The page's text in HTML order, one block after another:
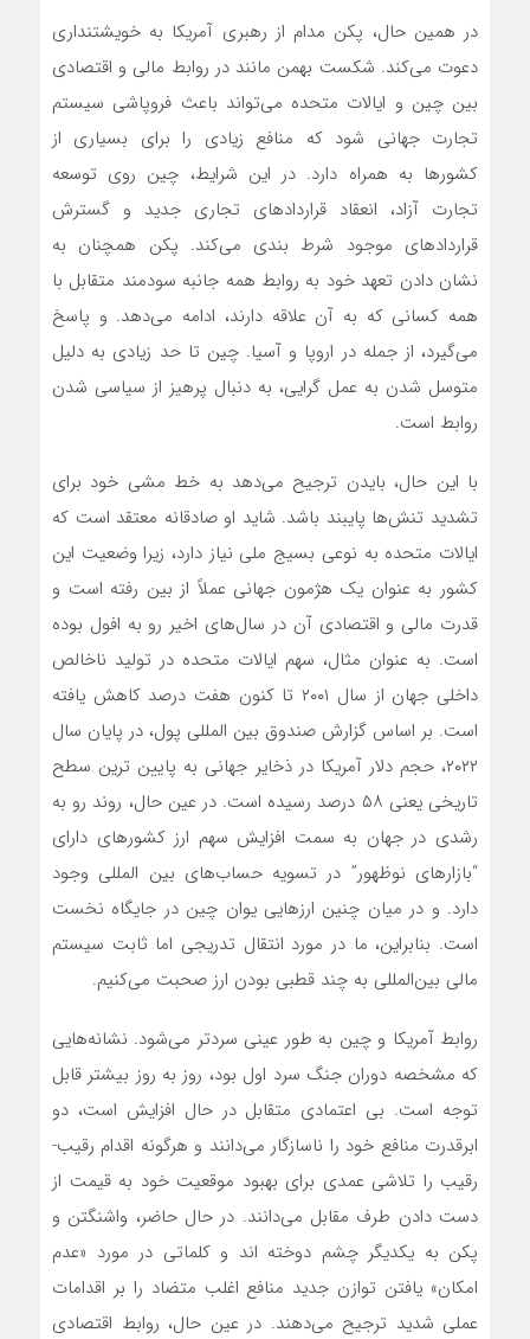
در همین حال، پکن مدام از رهبری آمریکا به خویشتنداری
دعوت‌ می‌کند. شکست بهمن مانند در روابط مالی و اقتصادی
بین چین و ایالات متحده‌ می‌تواند باعث فروپاشی سیستم
تجارت جهانی شود که منافع زیادی را برای بسیاری از
کشورها به همراه دارد. در این شرایط، چین روی توسعه
تجارت آزاد، انعقاد قراردادهای تجاری جدید و گسترش
قراردادهای موجود شرط بندی‌ می‌کند. پکن همچنان به
نشان دادن تعهد خود به روابط همه جانبه سودمند متقابل با
همه کسانی که به آن علاقه دارند، ادامه‌ می‌دهد. و پاسخ
می‌گیرد، از جمله در اروپا و آسیا. چین تا حد زیادی به دلیل
متوسل شدن به عمل گرایی، به دنبال پرهیز از سیاسی شدن
روابط است.
با این حال، بایدن ترجیح‌ می‌دهد به خط مشی خود برای
تشدید تنش‌ها پایبند باشد. شاید او صادقانه معتقد است که
ایالات متحده به نوعی بسیج ملی نیاز دارد، زیرا وضعیت این
کشور به عنوان یک هژمون جهانی عملاً از بین رفته است و
قدرت مالی و اقتصادی آن در سال‌های اخیر رو به افول بوده
است. به عنوان مثال، سهم ایالات متحده در تولید ناخالص
داخلی جهان از سال ۲۰۰۱ تا کنون هفت درصد کاهش یافته
است. بر اساس گزارش صندوق بین المللی پول، در پایان سال
۲۰۲۲، حجم دلار آمریکا در ذخایر جهانی به پایین ترین سطح
تاریخی یعنی ۵۸ درصد رسیده است. در عین حال، روند رو به
رشدی در جهان به سمت افزایش سهم ارز کشورهای دارای
“بازارهای نوظهور” در تسویه حساب‌های بین المللی وجود
دارد. و در میان چنین ارزهایی یوان چین در جایگاه نخست
است. بنابراین، ما در مورد انتقال تدریجی اما ثابت سیستم
مالی بین‌المللی به چند قطبی بودن ارز صحبت می‌کنیم.
روابط آمریکا و چین به طور عینی سردتر‌ می‌شود. نشانه‌هایی
که مشخصه دوران جنگ سرد اول بود، روز به روز بیشتر قابل
توجه است. بی اعتمادی متقابل در حال افزایش است، دو
ابرقدرت منافع خود را ناسازگار‌ می‌دانند و هرگونه اقدام رقیب-
رقیب را تلاشی عمدی برای بهبود موقعیت خود به قیمت از
دست دادن طرف مقابل‌ می‌دانند. در حال حاضر، واشنگتن و
پکن به یکدیگر چشم دوخته اند و کلماتی در مورد «عدم
امکان» یافتن توازن جدید منافع اغلب متضاد را بر اقدامات
عملی شدید ترجیح‌ می‌دهند. در عین حال، روابط اقتصادی